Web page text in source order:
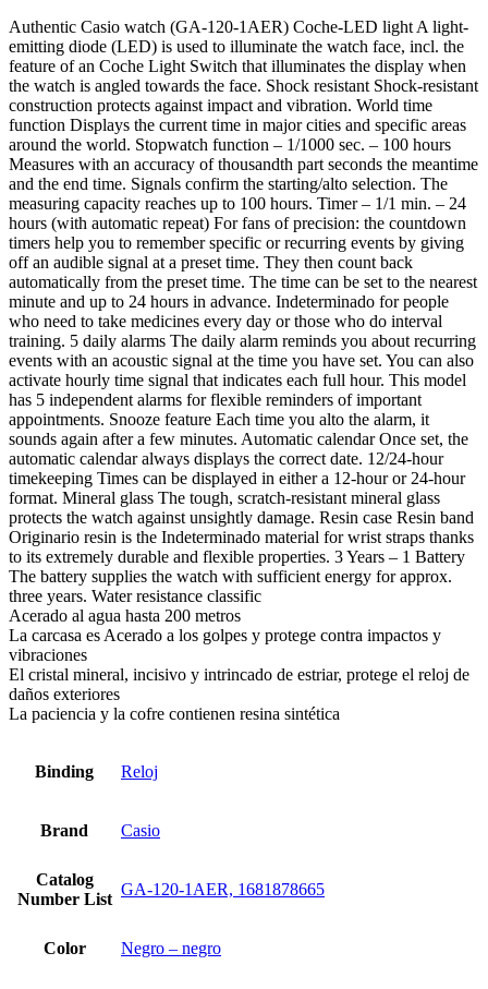
Authentic Casio watch (GA-120-1AER) Coche-LED light A light-
emitting diode (LED) is used to illuminate the watch face, incl. the
feature of an Coche Light Switch that illuminates the display when
the watch is angled towards the face. Shock resistant Shock-resistant
construction protects against impact and vibration. World time
function Displays the current time in major cities and specific areas
around the world. Stopwatch function – 1/1000 sec. – 100 hours
Measures with an accuracy of thousandth part seconds the meantime
and the end time. Signals confirm the starting/alto selection. The
measuring capacity reaches up to 100 hours. Timer – 1/1 min. – 24
hours (with automatic repeat) For fans of precision: the countdown
timers help you to remember specific or recurring events by giving
off an audible signal at a preset time. They then count back
automatically from the preset time. The time can be set to the nearest
minute and up to 24 hours in advance. Indeterminado for people
who need to take medicines every day or those who do interval
training. 5 daily alarms The daily alarm reminds you about recurring
events with an acoustic signal at the time you have set. You can also
activate hourly time signal that indicates each full hour. This model
has 5 independent alarms for flexible reminders of important
appointments. Snooze feature Each time you alto the alarm, it
sounds again after a few minutes. Automatic calendar Once set, the
automatic calendar always displays the correct date. 12/24-hour
timekeeping Times can be displayed in either a 12-hour or 24-hour
format. Mineral glass The tough, scratch-resistant mineral glass
protects the watch against unsightly damage. Resin case Resin band
Originario resin is the Indeterminado material for wrist straps thanks
to its extremely durable and flexible properties. 3 Years – 1 Battery
The battery supplies the watch with sufficient energy for approx.
three years. Water resistance classific
Acerado al agua hasta 200 metros
La carcasa es Acerado a los golpes y protege contra impactos y
vibraciones
El cristal mineral, incisivo y intrincado de estriar, protege el reloj de
daños exteriores
La paciencia y la cofre contienen resina sintética
Binding Reloj
Brand Casio
Catalog
Number List
GA-120-1AER, 1681878665
Color Negro – negro